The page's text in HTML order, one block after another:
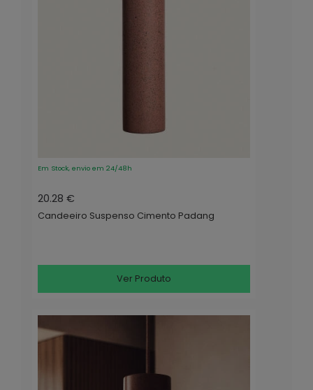
Em Stock, envio em 24/48h
20.28 €
Candeeiro Suspenso Cimento Padang
Ver Produto